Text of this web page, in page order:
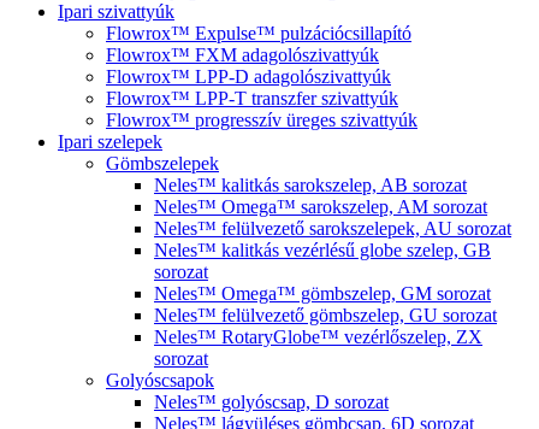
Ipari szivattyúk
Flowrox™ Expulse™ pulzációcsillapító
Flowrox™ FXM adagolószivattyúk
Flowrox™ LPP-D adagolószivattyúk
Flowrox™ LPP-T transzfer szivattyúk
Flowrox™ progresszív üreges szivattyúk
Ipari szelepek
Gömbszelepek
Neles™ kalitkás sarokszelep, AB sorozat
Neles™ Omega™ sarokszelep, AM sorozat
Neles™ felülvezető sarokszelepek, AU sorozat
Neles™ kalitkás vezérlésű globe szelep, GB
sorozat
Neles™ Omega™ gömbszelep, GM sorozat
Neles™ felülvezető gömbszelep, GU sorozat
Neles™ RotaryGlobe™ vezérlőszelep, ZX
sorozat
Golyóscsapok
Neles™ golyóscsap, D sorozat
Neles™ lágyüléses gömbcsap, 6D sorozat